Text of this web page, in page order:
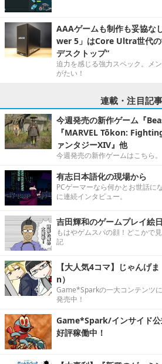
AAAゲームも制作も妥協
wer 5」はCore Ultra世代の
デスクトップ”
迫力を感じる強力スペック。メ
がたい！
連載・注目記事
今週発売の新作ゲーム『
『MARVEL Tōkon:
ァンタジーXIV』他
今週発売の新作ゲームはこちら。
有志日本語化の現場から
PCゲーマーなら何かとお世話に
に連続インタビュー。
吉田輝和のゲームプレイ絵
もはやゲムスパの顔！どこかで
記
【大人気4コマ】じゃんげ
n）
Game*Sparkの一大コンテンツ
発売中！
Game*Spark/インサイド
好評稼働中！